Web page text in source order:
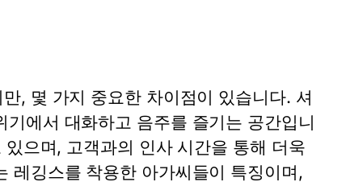
, 몇 가지 중요한 차이점이 있습니다. 셔
에서 대화하고 음주를 즐기는 공간입니
으며, 고객과의 인사 시간을 통해 더욱
레깅스를 착용한 아가씨들이 특징이며,